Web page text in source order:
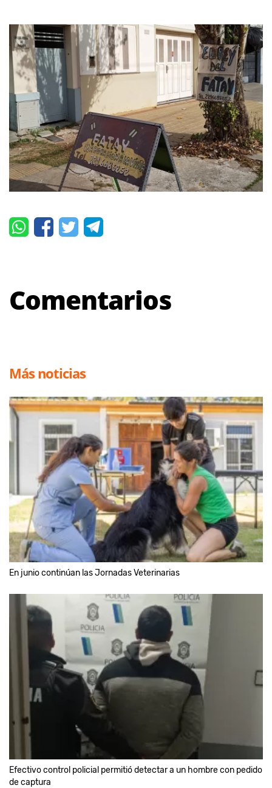
Comentarios
Más noticias
En junio continúan las Jornadas Veterinarias
Efectivo control policial permitió detectar a un hombre con pedido
de captura